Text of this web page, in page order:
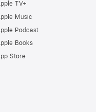
TV+
Music
Podcast
Books
Store